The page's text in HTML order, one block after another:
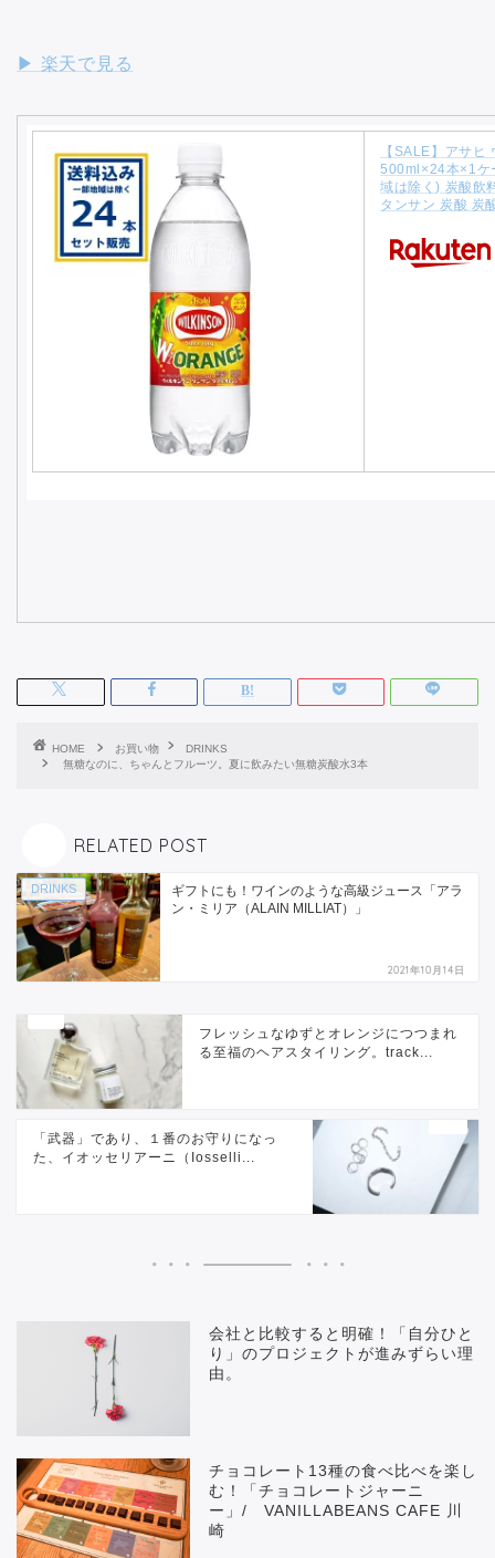
▶︎ 楽天で見る
【SALE】アサ
500ml×24本×1ケ
域は除く) 炭酸飲
タンサン 炭酸 炭
HOME お買い物
DRINKS
無糖なのに、ちゃんとフルーツ。夏に飲みたい無糖炭酸水3本
RELATED POST
DRINKS
ギフトにも！ワインのような高級ジュース「アラ
ン・ミリア（ALAIN MILLIAT）」
2021年10月14日
フレッシュなゆずとオレンジにつつまれ
る至福のヘアスタイリング。track...
「武器」であり、１番のお守りになっ
た、イオッセリアーニ（Iosselli...
会社と比較すると明確！「自分ひと
り」のプロジェクトが進みずらい理
由。
チョコレート13種の食べ比べを楽し
む！「チョコレートジャーニ
ー」/ VANILLABEANS CAFE 川
崎